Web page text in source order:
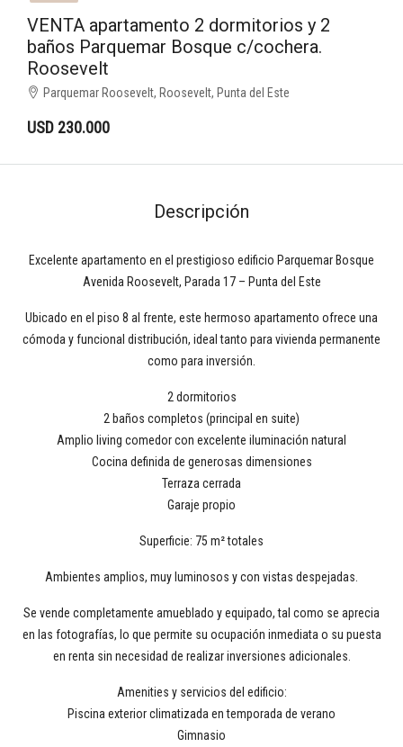
VENTA apartamento 2 dormitorios y 2
baños Parquemar Bosque c/cochera.
Roosevelt
Parquemar Roosevelt, Roosevelt, Punta del Este
USD 230.000
Descripción
Excelente apartamento en el prestigioso edificio Parquemar Bosque
Avenida Roosevelt, Parada 17 – Punta del Este
Ubicado en el piso 8 al frente, este hermoso apartamento ofrece una
cómoda y funcional distribución, ideal tanto para vivienda permanente
como para inversión.
2 dormitorios
2 baños completos (principal en suite)
Amplio living comedor con excelente iluminación natural
Cocina definida de generosas dimensiones
Terraza cerrada
Garaje propio
Superficie: 75 m² totales
Ambientes amplios, muy luminosos y con vistas despejadas.
Se vende completamente amueblado y equipado, tal como se aprecia
en las fotografías, lo que permite su ocupación inmediata o su puesta
en renta sin necesidad de realizar inversiones adicionales.
Amenities y servicios del edificio:
Piscina exterior climatizada en temporada de verano
Gimnasio